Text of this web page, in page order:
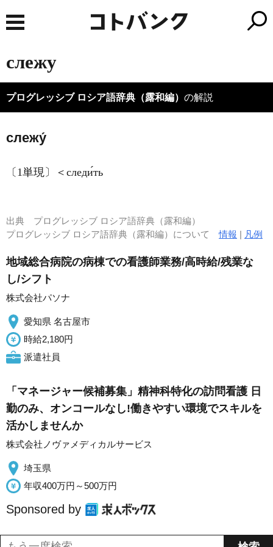
слежу
プログレッシブ ロシア語辞典（露和編） の解説
слежу́
〔1単現〕＜следи́ть
出典 プログレッシブ ロシア語辞典（露和編）
プログレッシブ ロシア語辞典（露和編）について情報 | 凡例
地域総合病院の病棟での看護師業務/高時給/残業な
し/シフト
株式会社パソナ
愛知県 名古屋市
時給2,180円
派遣社員
「マネージャー候補募集」精神科特化の訪問看護 日
勤のみ、オンコールなし!働きやすい環境でスキルを
活かしませんか
株式会社ノヴァメディカルサービス
埼玉県
年収400万円～500万円
Sponsored by